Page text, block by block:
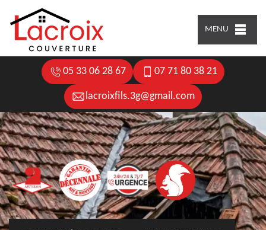
MENU
05 33 06 28 67 07 71 80 38 21
lacroixfils.3g@gmail.com